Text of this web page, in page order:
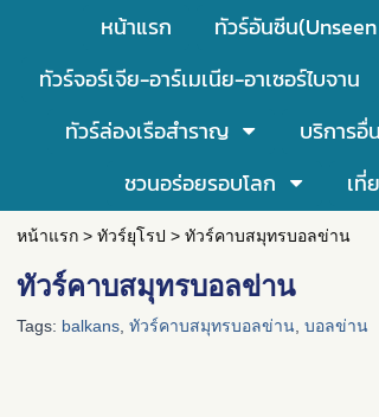
หน้าแรก ทัวร์อันซีน
ทัวร์จอร์เจีย-อาร์เมเนีย-อาเซอร์ไบจาน
ทัวร์ล่องเรือสำราญ
บริการอื่
ชวนอร่อยรอบโลก
เที่
หน้าแรก> ทัวร์ยุโรป > ทัวร์คาบสมุทรบอลข่าน
ทัวร์คาบสมุทรบอลข่าน
Tags: balkans ทัวร์คาบสมุทรบอลข่าน บอลข่าน